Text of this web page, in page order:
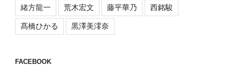
緒方龍一 荒木宏文 藤平華乃 西銘駿
髙橋ひかる 黒澤美澪奈
FACEBOOK